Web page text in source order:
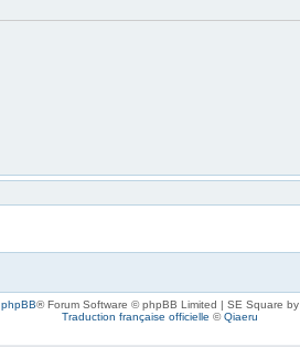
phpBB® Forum Software © phpBB Limited | SE Square by
Traduction française officielle ©Qiaeru